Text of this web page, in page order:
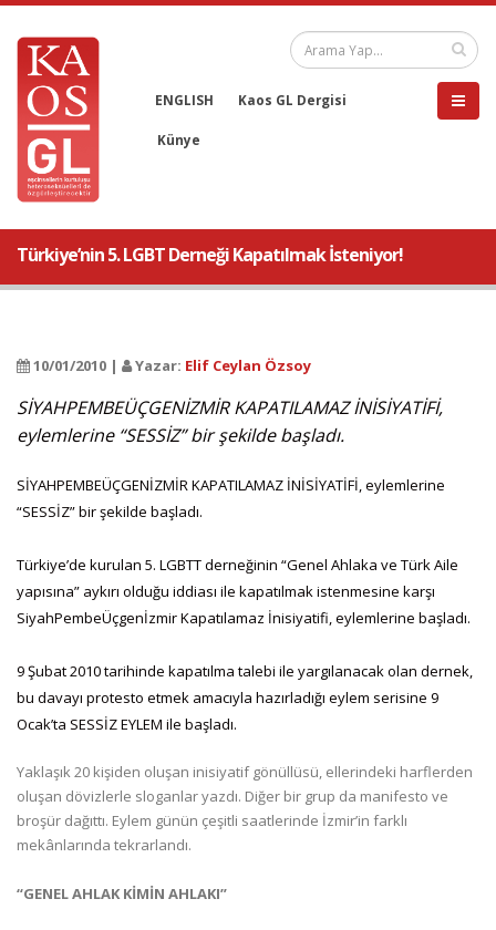
ENGLISH Kaos GL Dergisi
Künye
Türkiye’nin 5. LGBT Derneği Kapatılmak İsteniyor!
10/01/2010 | Yazar: Elif Ceylan Özsoy
SİYAHPEMBEÜÇGENİZMİR KAPATILAMAZ İNİSİYATİFİ,
eylemlerine “SESSİZ” bir şekilde başladı.
SİYAHPEMBEÜÇGENİZMİR KAPATILAMAZ İNİSİYATİFİ, eylemlerine
“SESSİZ” bir şekilde başladı.
Türkiye’de kurulan 5. LGBTT derneğinin “Genel Ahlaka ve Türk Aile
yapısına” aykırı olduğu iddiası ile kapatılmak istenmesine karşı
SiyahPembeÜçgenİzmir Kapatılamaz İnisiyatifi, eylemlerine başladı.
9 Şubat 2010 tarihinde kapatılma talebi ile yargılanacak olan dernek,
bu davayı protesto etmek amacıyla hazırladığı eylem serisine 9
Ocak’ta SESSİZ EYLEM ile başladı.
Yaklaşık 20 kişiden oluşan inisiyatif gönüllüsü, ellerindeki harflerden
oluşan dövizlerle sloganlar yazdı. Diğer bir grup da manifesto ve
broşür dağıttı. Eylem günün çeşitli saatlerinde İzmir’in farklı
mekânlarında tekrarlandı.
“GENEL AHLAK KİMİN AHLAKI”